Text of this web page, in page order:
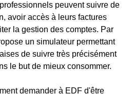
peuvent suivre de
avoir accès à leurs factures
la gestion des comptes. Par
un simulateur permettant
de suivre très précisément
le but de mieux consommer.
demander à EDF d'être